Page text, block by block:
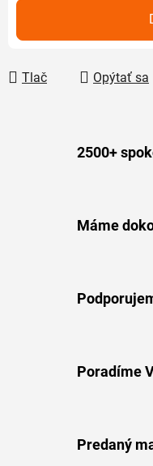
Tlač Opýtať sa
2500+
Máme
Poradíme
Predaný